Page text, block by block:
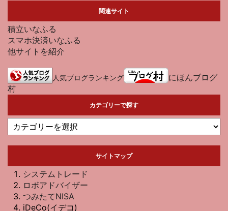
関連サイト
積立いなふる
スマホ決済いなふる
他サイトを紹介
人気ブログランキング
にほんブログ
村
カテゴリーで探す
サイトマップ
システムトレード
ロボアドバイザー
つみたてNISA
iDeCo(イデコ)